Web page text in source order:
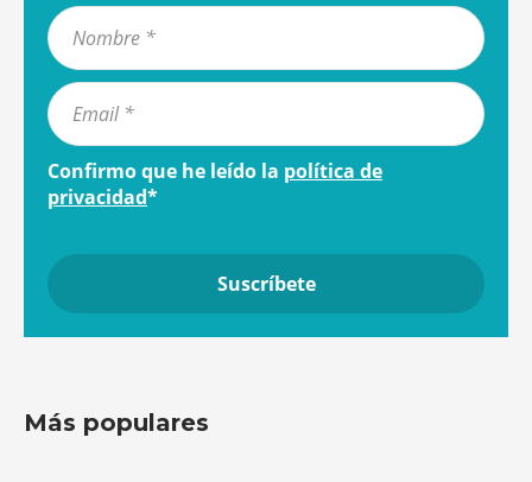
Confirmo que he leído la política de
privacidad*
Más populares